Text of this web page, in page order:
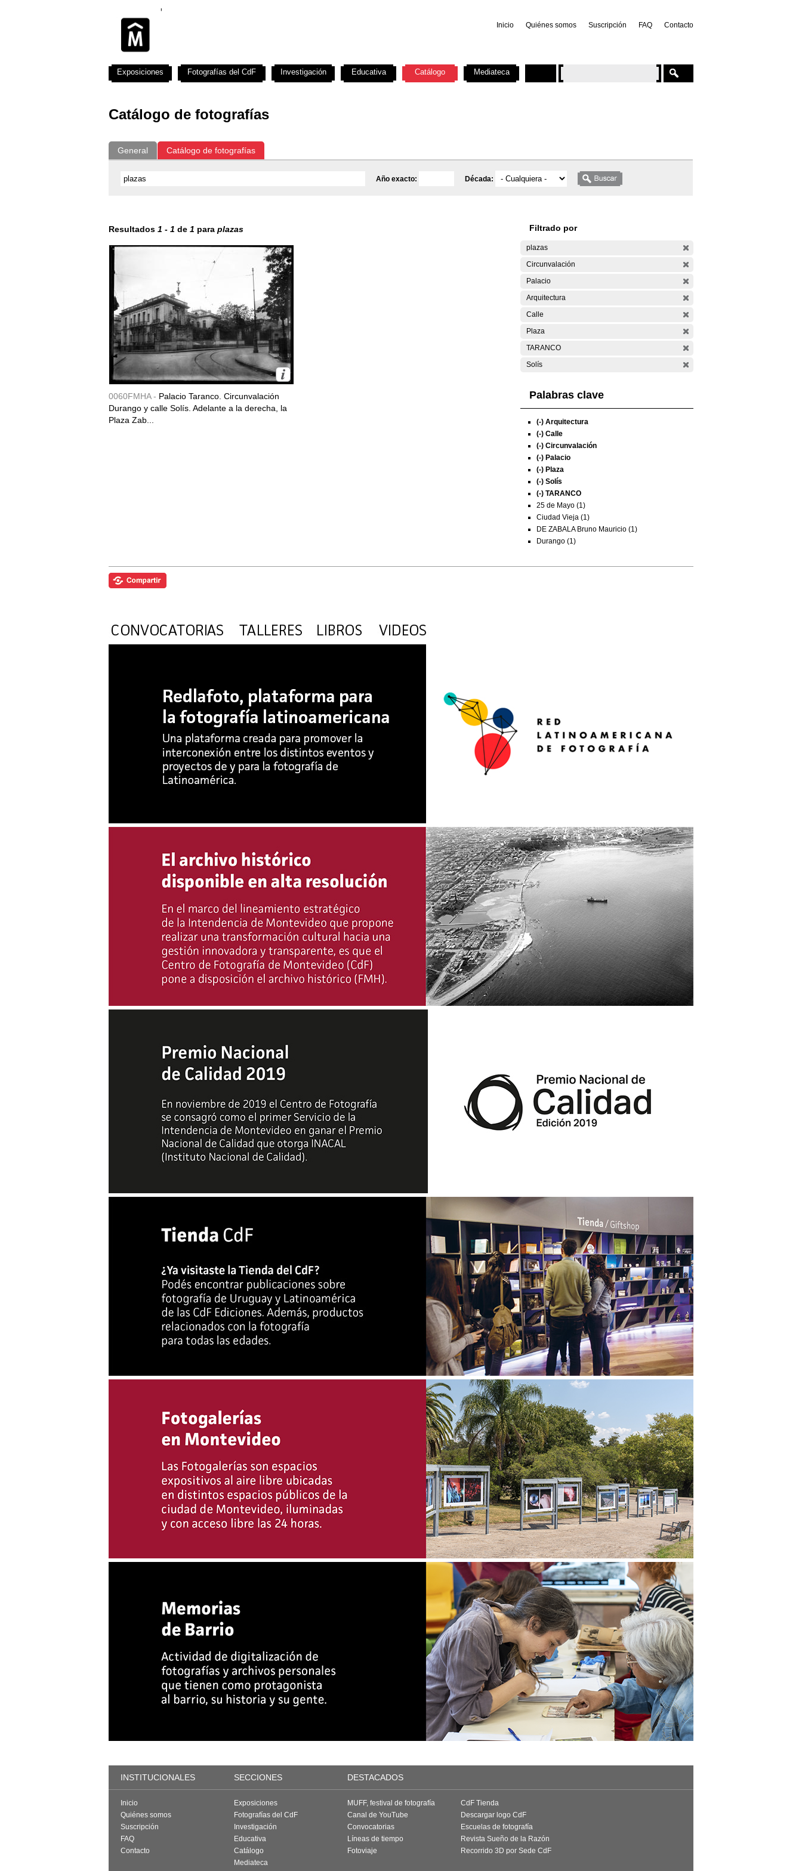
Inicio Quiénes somos Suscripción FAQ Contacto
Catálogo de fotografías
General Catálogo de fotografías
Año exacto: Década:
Resultados 1 - 1 de 1 para plazas
0060FMHA - Palacio Taranco. Circunvalación
Durango y calle Solís. Adelante a la derecha, la
Plaza Zab...
Filtrado por
plazas
Circunvalación
Palacio
Arquitectura
Calle
Plaza
TARANCO
Solís
Palabras clave
(-) Arquitectura
(-) Calle
(-) Circunvalación
(-) Palacio
(-) Plaza
(-) Solís
(-) TARANCO
25 de Mayo (1)
Ciudad Vieja (1)
DE ZABALA Bruno Mauricio (1)
Durango (1)
Exposiciones Fotografías del CdF Investigación Educativa Catálogo Mediateca
INSTITUCIONALES SECCIONES DESTACADOS
Inicio
Quiénes somos
Suscripción
FAQ
Contacto
Exposiciones
Fotografías del CdF
Investigación
Educativa
Catálogo
Mediateca
MUFF, festival de fotografía
Canal de YouTube
Convocatorias
Líneas de tiempo
Fotoviaje
CdF Tienda
Descargar logo CdF
Escuelas de fotografía
Revista Sueño de la Razón
Recorrido 3D por Sede CdF